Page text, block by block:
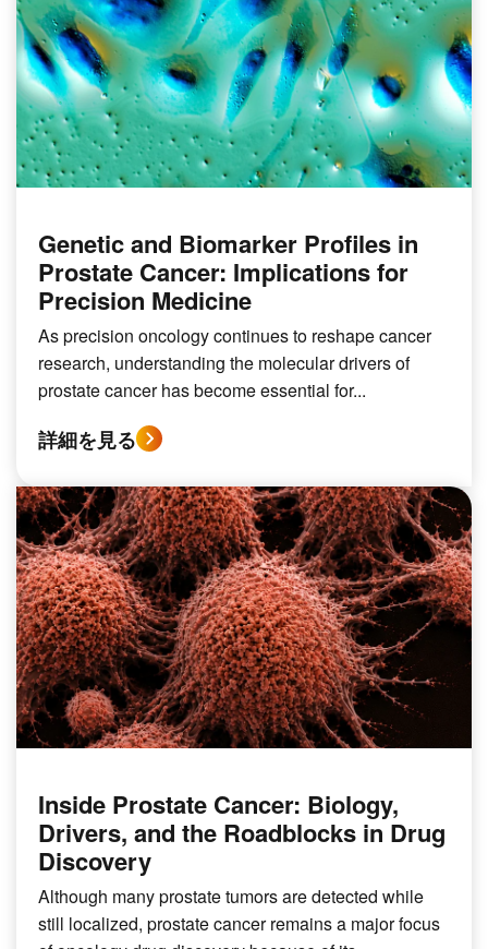
Genetic and Biomarker Profiles in
Prostate Cancer: Implications for
Precision Medicine
As precision oncology continues to reshape cancer
research, understanding the molecular drivers of
prostate cancer has become essential for...
詳細を見る
Inside Prostate Cancer: Biology,
Drivers, and the Roadblocks in Drug
Discovery
Although many prostate tumors are detected while
still localized, prostate cancer remains a major focus